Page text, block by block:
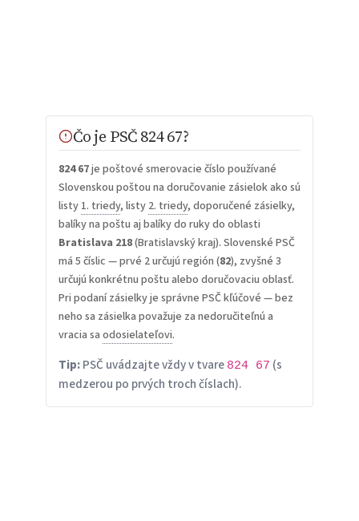
Čo je PSČ 824 67?
824 67je poštové smerovacie číslo používané
Slovenskou poštou na doručovanie zásielok ako sú
listy 1. triedy, listy 2. triedy, doporučené zásielky,
balíky na poštu aj balíky do ruky do oblasti
Bratislava 218(Bratislavský kraj). Slovenské PSČ
má 5 číslic — prvé 2 určujú región (82), zvyšné 3
určujú konkrétnu poštu alebo doručovaciu oblasť.
Pri podaní zásielky je správne PSČ kľúčové — bez
neho sa zásielka považuje za nedoručiteľnú a
vracia sa odosielateľovi.
Tip:PSČ uvádzajte vždy v tvare 824 67 (s
medzerou po prvých troch číslach).